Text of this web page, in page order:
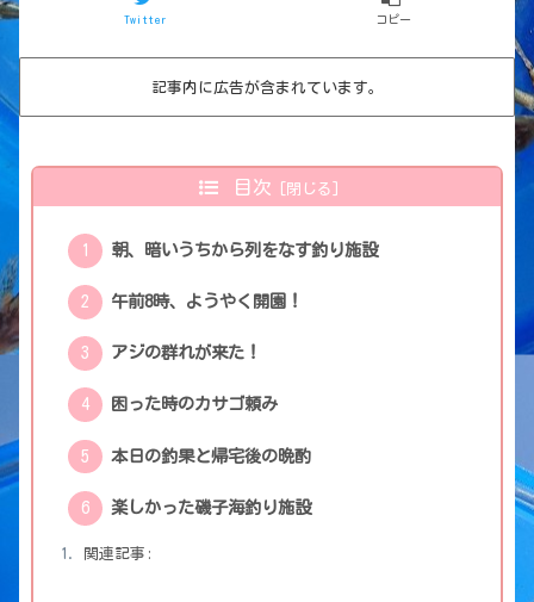
Twitter コピー
記事内に広告が含まれています。
目次
朝、暗いうちから列をなす釣り施設
午前8時、ようやく開園！
アジの群れが来た！
困った時のカサゴ頼み
本日の釣果と帰宅後の晩酌
楽しかった磯子海釣り施設
関連記事: